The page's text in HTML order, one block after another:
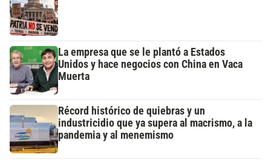
La empresa que se le plantó a Estados
Unidos y hace negocios con China en Vaca
Muerta
Récord histórico de quiebras y un
industricidio que ya supera al macrismo, a la
pandemia y al menemismo